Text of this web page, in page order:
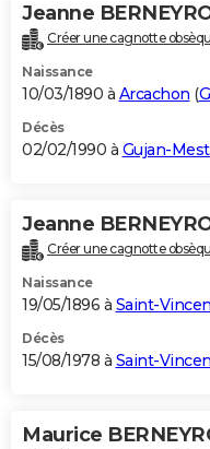
Jeanne
Créer une cagnotte
Naissance
10/03/1890 à Arcachon (
Décès
02/02/1990 à Gujan-
Jeanne
Créer une cagnotte
Naissance
19/05/1896 à Saint-
Décès
15/08/1978 à Saint-
Maurice